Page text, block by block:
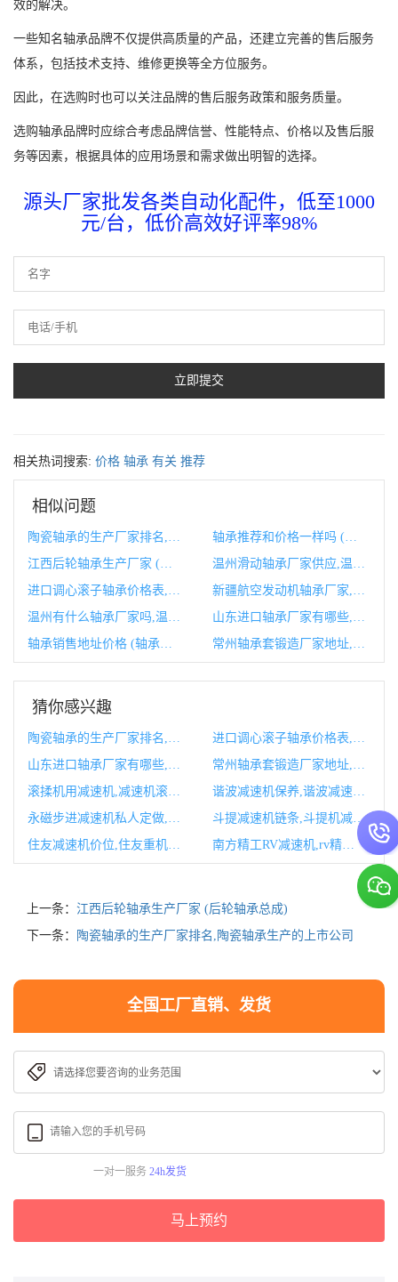
效的解决。
一些知名轴承品牌不仅提供高质量的产品，还建立完善的售后服务
体系，包括技术支持、维修更换等全方位服务。
因此，在选购时也可以关注品牌的售后服务政策和服务质量。
选购轴承品牌时应综合考虑品牌信誉、性能特点、价格以及售后服
务等因素，根据具体的应用场景和需求做出明智的选择。
源头厂家批发各类自动化配件，低至1000
元/台，低价高效好评率98%
相关热词搜索: 价格 轴承 有关 推荐
相似问题
轴承推荐和价格一样吗 (轴承推荐和价格有关吗)
猜你感兴趣
谐波减速机保养,谐波减速机十大品牌
斗提减速机链条,斗提机减速机链条怎么调节
南方精工RV减速机,rv精密减速机
上一条： 江西后轮轴承生产厂家 (后轮轴承总成)
下一条：
陶瓷轴承的生产厂家排名,陶瓷轴承生产的上市公司
全国工厂直销、发货
一对一服务 24h发货
马上预约